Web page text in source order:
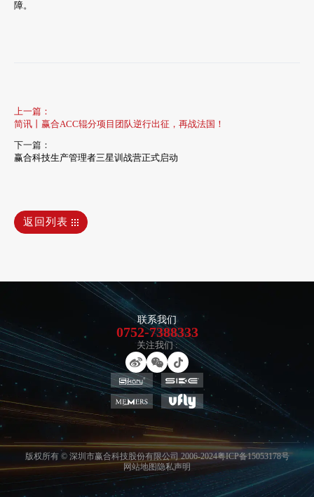
障。
上一篇：
简讯丨赢合ACC辊分项目团队逆行出征，再战法国！
下一篇：
赢合科技生产管理者三星训战营正式启动
返回列表
联系我们
0752-7388333
关注我们 :
版权所有 © 深圳市赢合科技股份有限公司 2006-2024粤ICP备15053178号
网站地图隐私声明